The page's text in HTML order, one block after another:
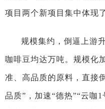
项目两个新项目集中体现
规模集约，倒逼上游
咖啡豆均达万吨。规模化
准、高品质的原料，直接
品质”，加速“德热”“云咖